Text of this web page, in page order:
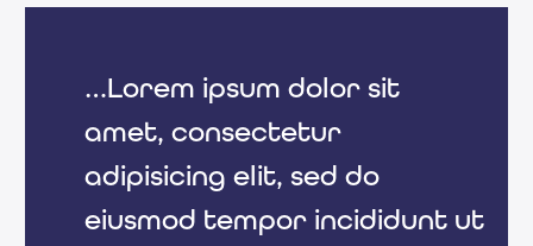
…Lorem ipsum dolor sit
amet, consectetur
adipisicing elit, sed do
eiusmod tempor incididunt ut